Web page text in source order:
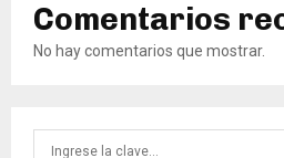
Comentarios
No hay comentarios que mostrar.